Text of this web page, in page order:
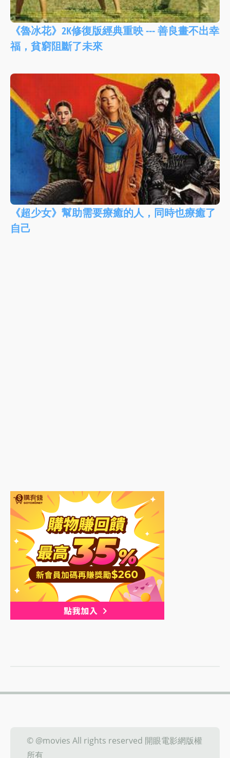
《魯冰花》2K修復版經典重映 --- 善良畫不出幸
福，貧窮阻斷了未來
《超少女》幫助需要療癒的人，同時也療癒了
自己
© @movies All rights reserved 開眼電影網版權
所有